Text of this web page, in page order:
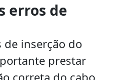
erros de
de inserção do
prestar